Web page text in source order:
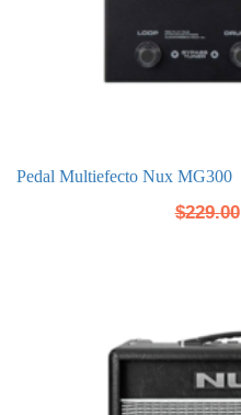
Pedal Multiefecto Nux MG300
$229.00